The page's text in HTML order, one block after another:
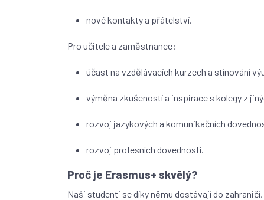
nové kontakty a přátelství.
Pro učitele a zaměstnance:
účast na vzdělávacích kurzech a stínování
výměna zkušeností a inspirace s kolegy z
rozvoj jazykových a komunikačních
rozvoj profesních dovedností.
Proč je Erasmus+ skvělý?
Naši studenti se díky němu dostávají do